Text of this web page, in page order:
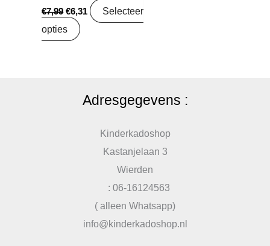
€7,99 €6,31
Selecteer
opties
Adresgegevens :
Kinderkadoshop
Kastanjelaan 3
Wierden
: 06-16124563
( alleen Whatsapp)
info@kinderkadoshop.nl